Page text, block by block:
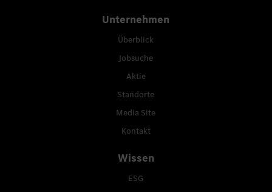
Unternehmen
Überblick
Jobsuche
Aktie
Standorte
Media Site
Kontakt
Wissen
ESG